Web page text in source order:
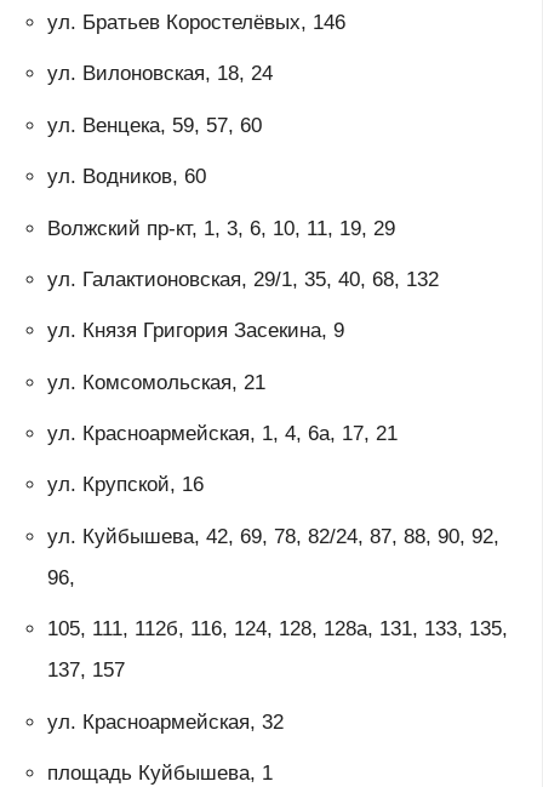
ул. Братьев Коростелёвых, 146
ул. Вилоновская, 18, 24
ул. Венцека, 59, 57, 60
ул. Водников, 60
Волжский пр-кт, 1, 3, 6, 10, 11, 19, 29
ул. Галактионовская, 29/1, 35, 40, 68, 132
ул. Князя Григория Засекина, 9
ул. Комсомольская, 21
ул. Красноармейская, 1, 4, 6а, 17, 21
ул. Крупской, 16
ул. Куйбышева, 42, 69, 78, 82/24, 87, 88, 90, 92,
96,
105, 111, 112б, 116, 124, 128, 128a, 131, 133, 135,
137, 157
ул. Красноармейская, 32
площадь Куйбышева, 1